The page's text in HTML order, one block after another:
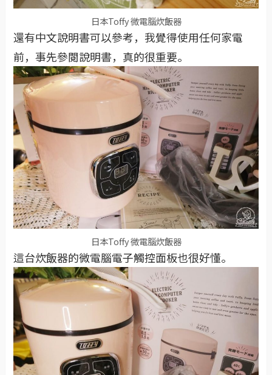
日本Toffy 微電腦炊飯器
還有中文說明書可以參考，我覺得使用任何家電
前，事先參閱說明書，真的很重要。
日本Toffy 微電腦炊飯器
這台炊飯器的微電腦電子觸控面板也很好懂。